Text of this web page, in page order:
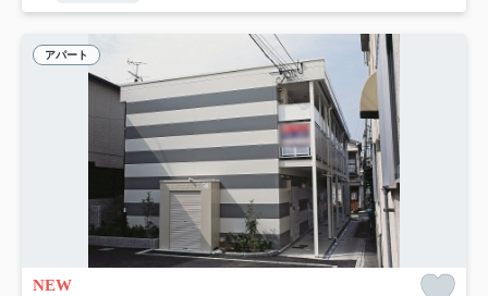
アパート
NEW